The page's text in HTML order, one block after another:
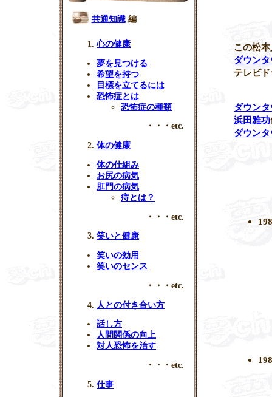
この松
ダウン
テレビ
ダウン
浜田雅功
ダウン
共通知識編
心の健康
夢を見つける
希望を持つ
目標を立てるには
恐怖症とは
恐怖症の種類
・・・etc.
体の健康
体の仕組み
お尻の病気
肛門の病気
痔とは？
・・・etc.
笑いと健康
笑いの効用
笑いのセンス
・・・etc.
人との付き合い方
話し方
人間関係の向上
対人恐怖を治す
・・・etc.
仕事